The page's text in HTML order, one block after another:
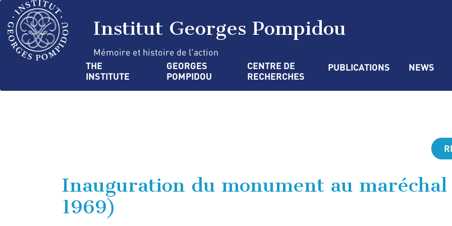
Skip
main
content
Institut Georges Pompidou
Mémoire et histoire de l'action
Navigation
principale
THE
INSTITUTE
GEORGES
POMPIDOU
CENTRE DE
RECHERCHES
PUBLICATIONS NEWS
Inauguration du monument au
1969)
Cookies management panel